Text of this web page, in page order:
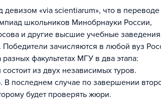
«via scientiarum», что в переводе
школьников Минобрнауки России,
и другие высшие учебные
зачисляются в любой вуз
факультетах МГУ в два этапа:
из двух независимых туров.
В последнем случае по завершении
будет проверять жюри.